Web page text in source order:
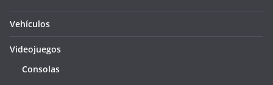
Vehículos
Videojuegos
Consolas